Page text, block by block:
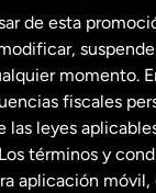
de esta
momento.
fiscales
leyes
términos y
aplicación móvil,